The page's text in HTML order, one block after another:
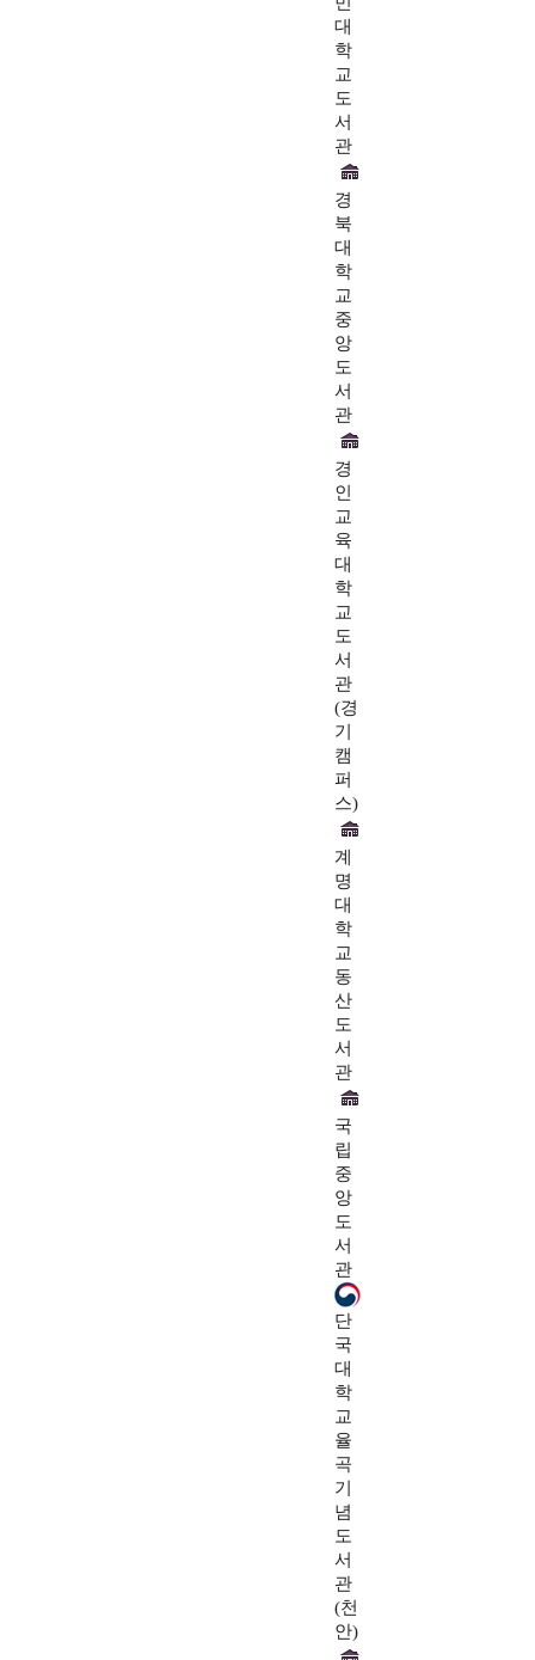
대
학
교
도
서
관
경
북
대
학
교
중
앙
도
서
관
경
인
교
육
대
학
교
도
서
관
(경
기
캠
퍼
스)
계
명
대
학
교
동
산
도
서
관
국
립
중
앙
도
서
관
단
국
대
학
교
율
곡
기
념
도
서
관
(천
안)